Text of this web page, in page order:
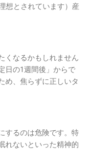
想とされています）産
くなるかもしれません
日の1週間後」からで
め、焦らずに正しいタ
するのは危険です。特
れないといった精神的